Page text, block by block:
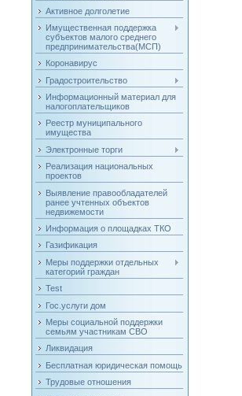
Активное долголетие
Имущественная поддержка
субъектов малого среднего
предпринимательства(МСП)
Коронавирус
Градостроительство
Информационный материал для
налогоплательщиков
Реестр муниципального
имущества
Электронные торги
Реализация национальных
проектов
Выявление правообладателей
ранее учтенных объектов
недвижемости
Информация о площадках ТКО
Газификация
Меры поддержки отдельных
категорий граждан
Test
Гос.услуги дом
Меры социальной поддержки
семьям участникам СВО
Ликвидация
Бесплатная юридическая помощь
Трудовые отношения